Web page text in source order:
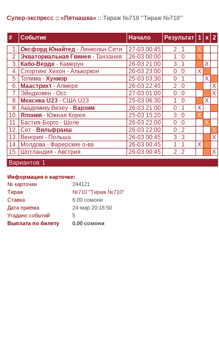
Супер-экспресс :: «Пятнашка» :: Тираж №710 "Тираж №710"
# Событие Начало Результат 1 x
2
1. Оксфорд Юнайтед - Линкольн Сити 27-03 00:45 2 : 1
X
2. Экваториальная Гвинея - Танзания 26-03 00:00 1 : 0
X
3.
Кабо-Верде - Камерун 26-03 21:00 3 : 1
X
4. Спортинг Хихон - Алькоркон 26-03 23:00 0 : 0
X
5. Толима - Хуниор 25-03 03:30 0 : 1
X
6.
Маастрихт - Алмере 26-03 22:45 2 : 0
X
7. Эйндховен - Осс 27-03 01:00 0 : 0
X
8.
Мексика U23 - США U23 25-03 06:30 1 : 0
X
9. Академику Визеу - Варзим 26-03 21:00 0 : 1
X
10. Япония - Южная Корея 25-03 15:20 3 : 0
X
11.
Бастия-Борго - Шоле 26-03 22:00 0 : 0
X
12. Сет - Вильфранш 26-03 22:00 0 : 2
X
13.
Венгрия - Польша 26-03 00:45 3 : 3
X
14.
Молдова - Фарерские о-ва 26-03 00:45 1 : 1
X
15.
Шотландия - Австрия 26-03 00:45 2 : 2
X
Вариантов: 1
Информация о карточке:
№ карточки
244121
Tираж
№710 "Тираж №710"
Ставка
6.00 сомони
Дата приёма
24-мар 20:18:50
Угадано событий
5
Выплата по билету
0.00 сомони